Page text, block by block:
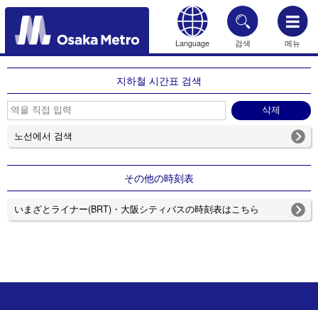
Language 검색 메뉴
HOME
지하철 시간표 검색
노선에서 검색
その他の時刻表
いまざとライナー(BRT)・大阪シティバスの時刻表はこちら